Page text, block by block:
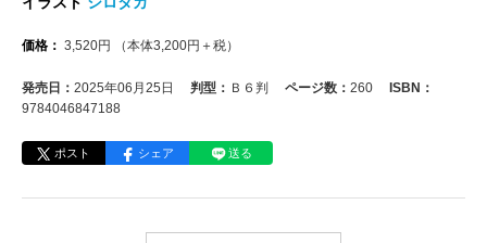
価格： 3,520円 （本体3,200円＋税）
発売日： 2025年06月25日 判型： Ｂ６判 ページ数： 260
ISBN：
9784046847188
ポスト シェア 送る